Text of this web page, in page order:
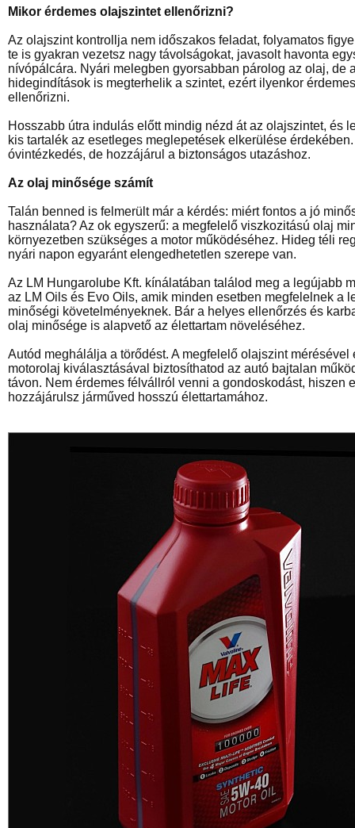
Mikor érdemes olajszintet ellenőrizni?
Az olajszint kontrollja nem időszakos feladat, folyamatos
te is gyakran vezetsz nagy távolságokat, javasolt havonta
nívópálcára. Nyári melegben gyorsabban párolog az olaj, de
hidegindítások is megterhelik a szintet, ezért ilyenkor
ellenőrizni.
Hosszabb útra indulás előtt mindig nézd át az olajszintet, és
kis tartalék az esetleges meglepetések elkerülése
óvintézkedés, de hozzájárul a biztonságos utazáshoz.
Az olaj minősége számít
Talán benned is felmerült már a kérdés: miért fontos a jó
használata? Az ok egyszerű: a megfelelő viszkozitású olaj
környezetben szükséges a motor működéséhez. Hideg téli
nyári napon egyaránt elengedhetetlen szerepe van.
Az LM Hungarolube Kft. kínálatában találod meg a legújabb
az LM Oils és Evo Oils, amik minden esetben megfelelnek a
minőségi követelményeknek. Bár a helyes ellenőrzés és
olaj minősége is alapvető az élettartam növeléséhez.
Autód meghálálja a törődést. A megfelelő olajszint mérésével
motorolaj kiválasztásával biztosíthatod az autó bajtalan
távon. Nem érdemes félvállról venni a gondoskodást, hiszen
hozzájárulsz járműved hosszú élettartamához.